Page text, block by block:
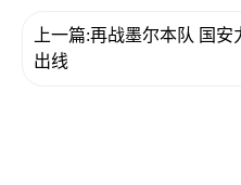
上一篇:再战墨尔本队 国安
出线